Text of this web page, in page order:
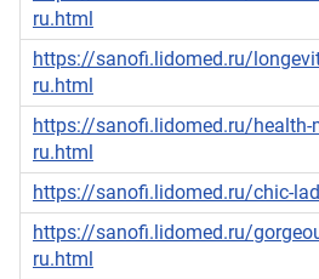
ru.html
https://sanofi.lidomed.ru/
ru.html
https://sanofi.lidomed.ru/health-
ru.html
https://sanofi.lidomed.ru/chic-
https://sanofi.lidomed.ru/
ru.html